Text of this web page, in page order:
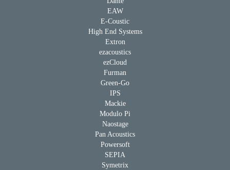
EAW
E-Coustic
High End Systems
Extron
ezacoustics
ezCloud
Furman
Green-Go
IPS
Mackie
Modulo Pi
Naostage
Pan Acoustics
Powersoft
SEPIA
Symetrix